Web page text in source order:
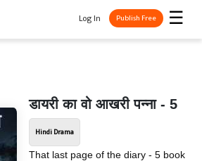
☰
Log In Publish Free
डायरी का वो आखरी पन्ना - 5
Hindi Drama
That last page of the diary - 5 book